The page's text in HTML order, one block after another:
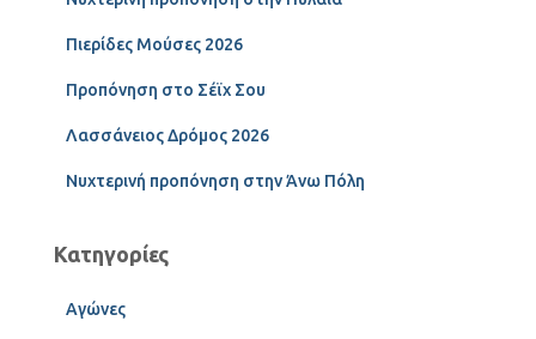
Πιερίδες Μούσες 2026
Προπόνηση στο Σέϊχ Σου
Λασσάνειος Δρόμος 2026
Νυχτερινή προπόνηση στην Άνω Πόλη
Κατηγορίες
Αγώνες